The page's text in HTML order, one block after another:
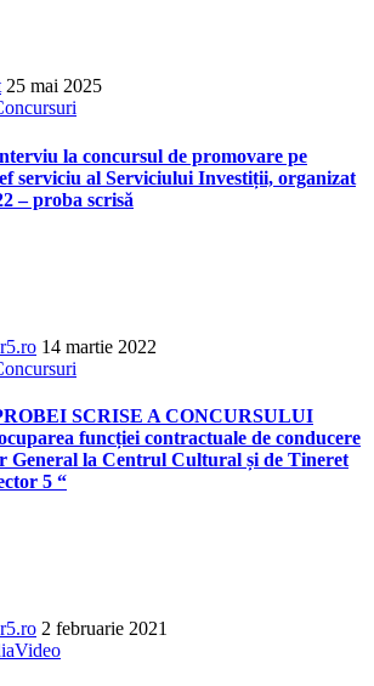
25 mai 2025
la concursul de promovare pe
serviciu al Serviciului Investiții, organizat
– proba scrisă
14 martie 2022
SCRISE A CONCURSULUI
funcției contractuale de conducere
General la Centrul Cultural și de Tineret
5 “
2 februarie 2021
Video